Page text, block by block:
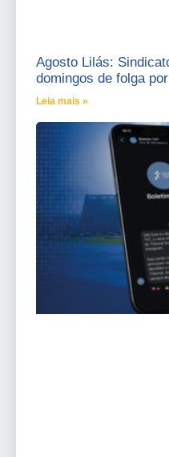
Agosto Lilás:
domingos de folga
Leia mais »